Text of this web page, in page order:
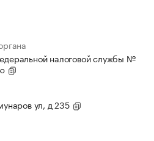
налоговой службы №
ул, д 235